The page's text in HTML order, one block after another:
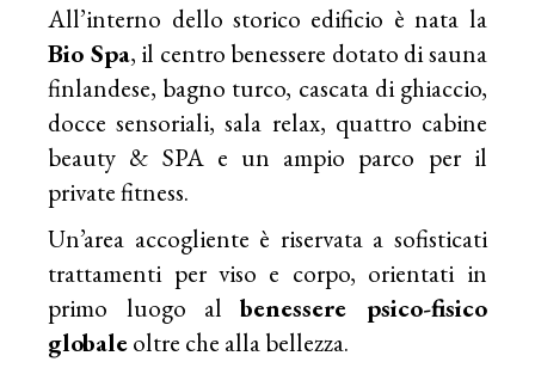
All’interno dello storico edificio è nata la
Bio Spa, il centro benessere dotato di sauna
finlandese, bagno turco, cascata di ghiaccio,
docce sensoriali, sala relax, quattro cabine
beauty & SPA e un ampio parco per il
private fitness.
Un’area accogliente è riservata a sofisticati
trattamenti per viso e corpo, orientati in
primo luogo albenessere psico-fisico
globaleoltre che alla bellezza.